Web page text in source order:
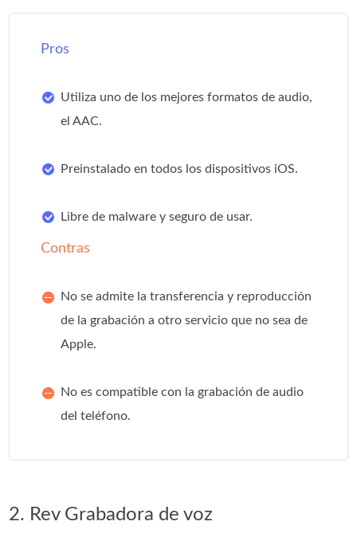
Pros
Utiliza uno de los mejores formatos de audio,
el AAC.
Preinstalado en todos los dispositivos iOS.
Libre de malware y seguro de usar.
Contras
No se admite la transferencia y reproducción
de la grabación a otro servicio que no sea de
Apple.
No es compatible con la grabación de audio
del teléfono.
2. Rev Grabadora de voz